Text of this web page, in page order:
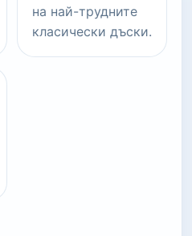
на най-трудните
класически дъски.